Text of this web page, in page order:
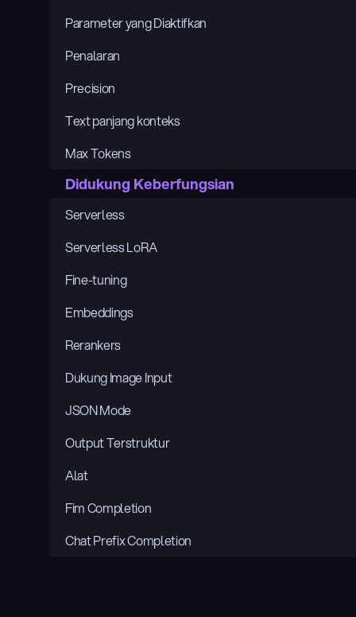
Parameter yang Diaktifkan
Penalaran
Precision
Text panjang konteks
Max Tokens
Didukung Keberfungsian
Serverless
Serverless LoRA
Fine-tuning
Embeddings
Rerankers
Dukung Image Input
JSON Mode
Output Terstruktur
Alat
Fim Completion
Chat Prefix Completion